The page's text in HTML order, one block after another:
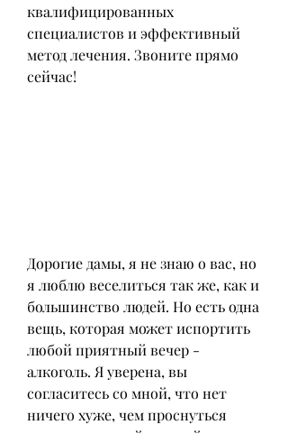
квалифицированных
специалистов и эффективный
метод лечения. Звоните прямо
сейчас!
Дорогие дамы, я не знаю о вас, но
я люблю веселиться так же, как и
большинство людей. Но есть одна
вещь, которая может испортить
любой приятный вечер -
алкоголь. Я уверена, вы
согласитесь со мной, что нет
ничего хуже, чем проснуться